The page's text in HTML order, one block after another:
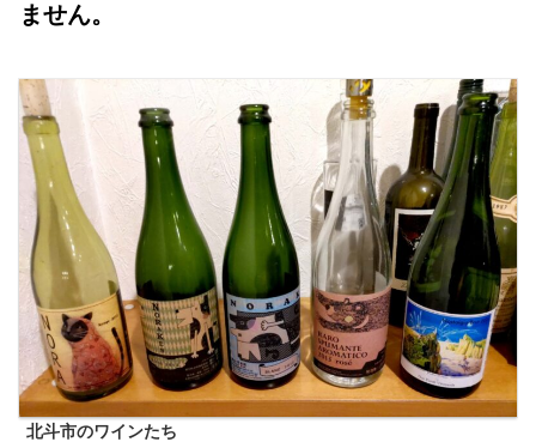
ません。
北斗市のワインたち